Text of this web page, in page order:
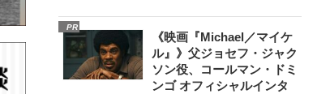
PR
《映画『Michael／マイケ
ル』》父ジョセフ・ジャク
ソン役、コールマン・ドミ
ンゴ オフィシャルインタ